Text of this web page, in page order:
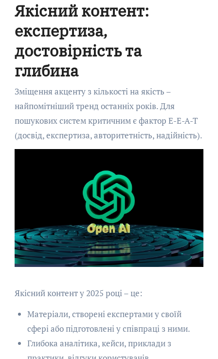
Якісний контент:
експертиза,
достовірність та
глибина
Зміщення акценту з кількості на якість –
найпомітніший тренд останніх років. Для
пошукових систем критичним є фактор E-E-A-T
(досвід, експертиза, авторитетність, надійність).
Якісний контент у 2025 році – це:
Матеріали, створені експертами у своїй
сфері або підготовлені у співпраці з ними.
Глибока аналітика, кейси, приклади з